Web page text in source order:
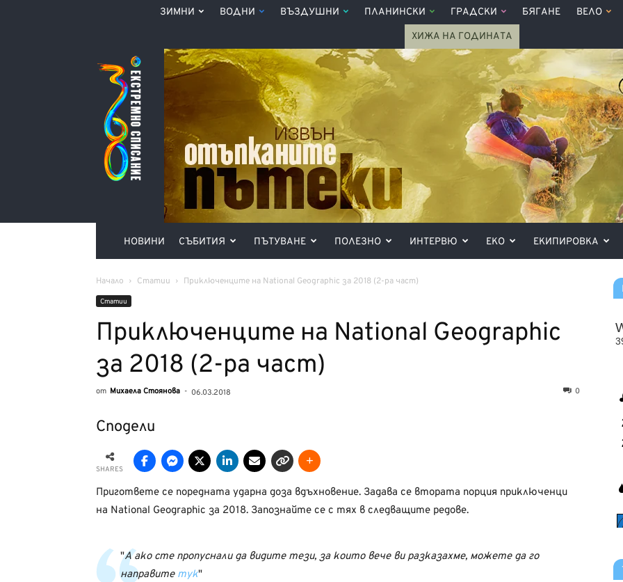
ЗИМНИ ВОДНИ ВЪЗДУШНИ ПЛАНИНСКИ ГРАДСКИ БЯГАНЕ ВЕЛО
ХИЖА НА ГОДИНАТА
Списание
360°
НОВИНИ СЪБИТИЯ ПЪТУВАНЕ ПОЛЕЗНО ИНТЕРВЮ ЕКО ЕКИПИРОВКА
Начало Статии Приключенците на National Geographic за 2018 (2-ра част)
Статии
Приключенците на National Geographic
за 2018 (2-ра част)
от Михаела Стоянова - 06.03.2018 0
Сподели
SHARES
Пригответе се поредната ударна доза вдъхновение. Задава се втората порция приключенци
на National Geographic за 2018. Запознайте се с тях в следващите редове.
А ако сте пропуснали да видите тези, за които вече ви разказахме, можете да го
направите тук